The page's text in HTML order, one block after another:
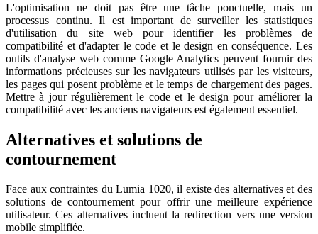
L'optimisation ne doit pas être une tâche ponctuelle, mais un
processus continu. Il est important de surveiller les statistiques
d'utilisation du site web pour identifier les problèmes de
compatibilité et d'adapter le code et le design en conséquence. Les
outils d'analyse web comme Google Analytics peuvent fournir des
informations précieuses sur les navigateurs utilisés par les visiteurs,
les pages qui posent problème et le temps de chargement des pages.
Mettre à jour régulièrement le code et le design pour améliorer la
compatibilité avec les anciens navigateurs est également essentiel.
Alternatives et solutions de
contournement
Face aux contraintes du Lumia 1020, il existe des alternatives et des
solutions de contournement pour offrir une meilleure expérience
utilisateur. Ces alternatives incluent la redirection vers une version
mobile simplifiée.